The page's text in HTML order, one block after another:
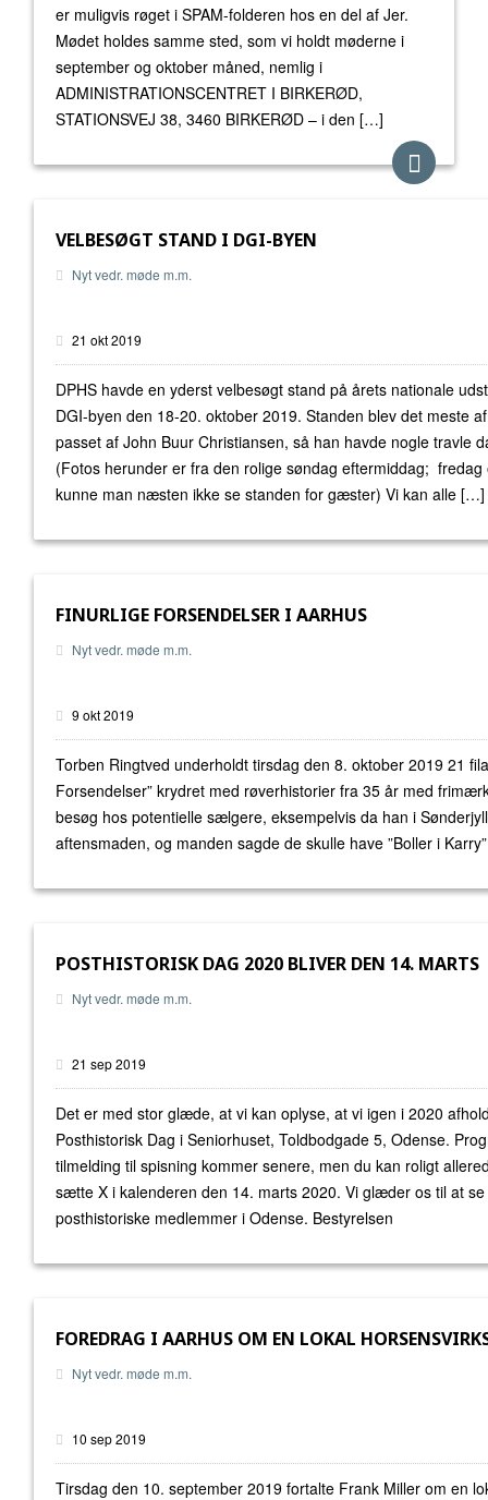
er muligvis røget i SPAM-folderen hos en del af Jer.
Mødet holdes samme sted, som vi holdt møderne i
september og oktober måned, nemlig i
ADMINISTRATIONSCENTRET I BIRKERØD,
STATIONSVEJ 38, 3460 BIRKERØD – i den […]
VELBESØGT STAND I DGI-BYEN
Nyt vedr. møde m.m.
21 okt 2019
DPHS havde en yderst velbesøgt stand på årets nationale
DGI-byen den 18-20. oktober 2019. Standen blev det meste
passet af John Buur Christiansen, så han havde nogle travle
(Fotos herunder er fra den rolige søndag eftermiddag; fredag
kunne man næsten ikke se standen for gæster) Vi kan alle […]
FINURLIGE FORSENDELSER I AARHUS
Nyt vedr. møde m.m.
9 okt 2019
Torben Ringtved underholdt tirsdag den 8. oktober 2019 21
Forsendelser” krydret med røverhistorier fra 35 år med
besøg hos potentielle sælgere, eksempelvis da han i
aftensmaden, og manden sagde de skulle have ”Boller i
POSTHISTORISK DAG 2020 BLIVER DEN 14. MARTS
Nyt vedr. møde m.m.
21 sep 2019
Det er med stor glæde, at vi kan oplyse, at vi igen i 2020
Posthistorisk Dag i Seniorhuset, Toldbodgade 5, Odense.
tilmelding til spisning kommer senere, men du kan roligt
sætte X i kalenderen den 14. marts 2020. Vi glæder os til at
posthistoriske medlemmer i Odense. Bestyrelsen
FOREDRAG I AARHUS OM EN LOKAL
Nyt vedr. møde m.m.
10 sep 2019
Tirsdag den 10. september 2019 fortalte Frank Miller om en